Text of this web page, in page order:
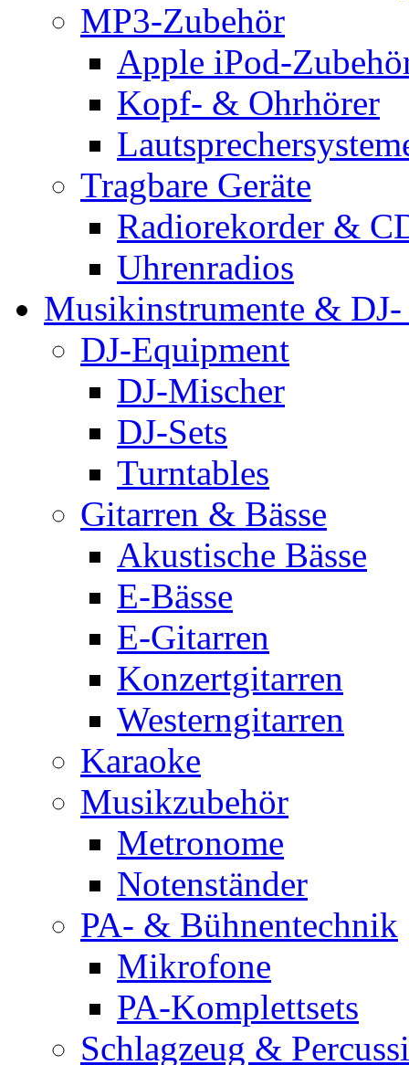
MP3-Zubehör
Apple iPod-
Kopf- & Ohrhörer
Tragbare Geräte
Radiorekorder &
Uhrenradios
Musikinstrumente &
DJ-Equipment
DJ-Mischer
DJ-Sets
Turntables
Gitarren & Bässe
Akustische Bässe
E-Bässe
E-Gitarren
Konzertgitarren
Westerngitarren
Karaoke
Musikzubehör
Metronome
Notenständer
PA- & Bühnentechnik
Mikrofone
PA-Komplettsets
Schlagzeug &